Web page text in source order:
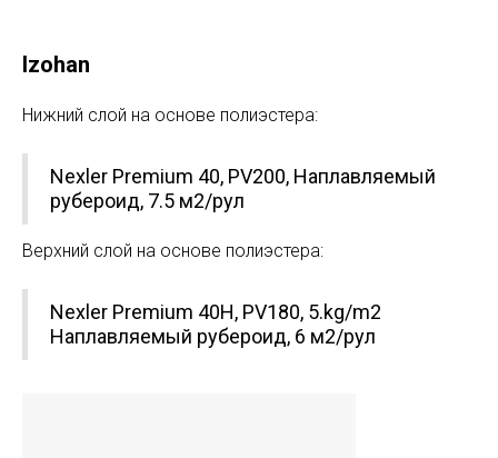
Izohan
Нижний слой на основе полиэстера:
Nexler Premium 40, PV200, Наплавляемый
рубероид, 7.5 м2/рул
Верхний слой на основе полиэстера:
Nexler Premium 40H, PV180, 5.kg/m2
Наплавляемый рубероид, 6 м2/рул